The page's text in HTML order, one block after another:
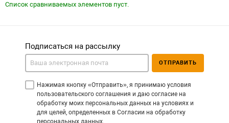
Список сравниваемых элементов пуст.
Подписаться на рассылку
Нажимая кнопку «Отправить», я принимаю условия
пользовательского соглашения и даю согласие на
обработку моих персональных данных на условиях и
для целей, определенных в Согласии на обработку
персональных данных.
ОТПРАВИТЬ